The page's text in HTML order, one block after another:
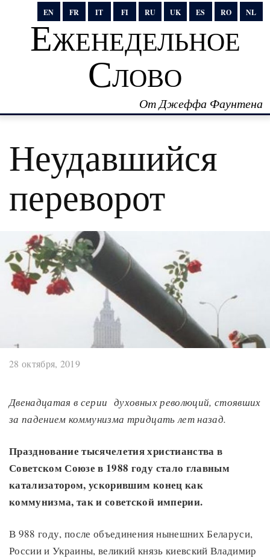
EN FR IT FI RU UK ES RO NL
Еженедельное
Слово
От Джеффа Фаунтена
Неудавшийся
переворот
28 октября, 2019
Двенадцатая в серии духовных революций, стоявших
за падением коммунизма тридцать лет назад.
Празднование тысячелетия христианства в
Советском Союзе в 1988 году стало главным
катализатором, ускорившим конец как
коммунизма, так и советской империи.
В 988 году, после объединения нынешних Беларуси,
России и Украины, великий князь киевский Владимир